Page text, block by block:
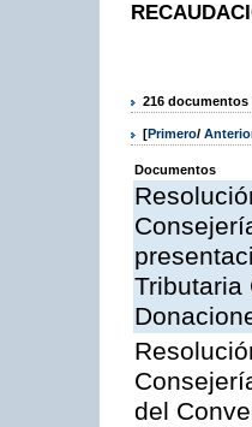
216 documentos
[Primero/
Documentos
Tributaria
del